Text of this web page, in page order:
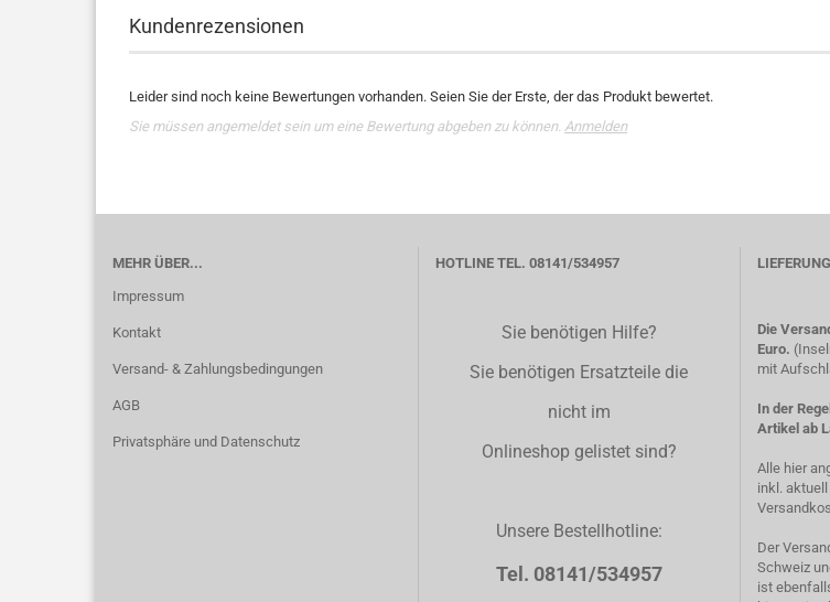
Kundenrezensionen
Leider sind noch keine Bewertungen vorhanden. Seien Sie der Erste, der das Produkt bewertet.
Sie müssen angemeldet sein um eine Bewertung abgeben zu können. Anmelden
MEHR ÜBER...
Impressum
Kontakt
Versand- & Zahlungsbedingungen
AGB
Privatsphäre und Datenschutz
HOTLINE TEL. 08141/534957
Sie benötigen Hilfe?
Sie benötigen Ersatzteile die
nicht im
Onlineshop gelistet sind?
Unsere Bestellhotline:
Tel. 08141/534957
Die
Euro.
mit
In der
Artikel ab
Alle hier
inkl.
Der
Schweiz
ist